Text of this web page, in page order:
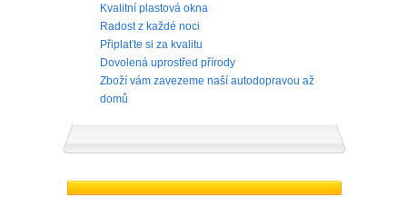
Kvalitní plastová okna
Radost z každé noci
Připlaťte si za kvalitu
Dovolená uprostřed přírody
Zboží vám zavezeme naší autodopravou až
domů